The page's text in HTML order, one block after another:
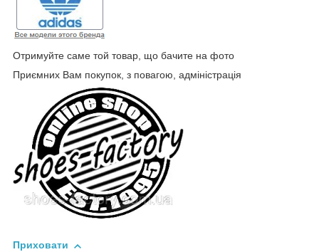
Отримуйте саме той товар, що бачите на фото
Приємних Вам покупок, з повагою, адміністрація
Приховати